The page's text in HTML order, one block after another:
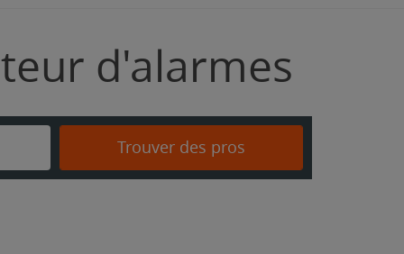
d'alarmes
Trouver des pros